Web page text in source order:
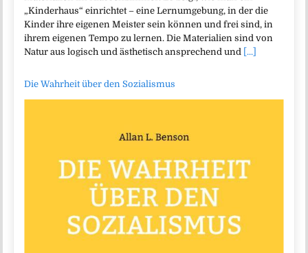
„Kinderhaus“ einrichtet – eine Lernumgebung, in der die
Kinder ihre eigenen Meister sein können und frei sind, in
ihrem eigenen Tempo zu lernen. Die Materialien sind von
Natur aus logisch und ästhetisch ansprechend und [...]
Die Wahrheit über den Sozialismus